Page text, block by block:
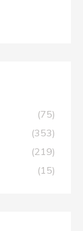
(75)
(353)
(219)
(15)